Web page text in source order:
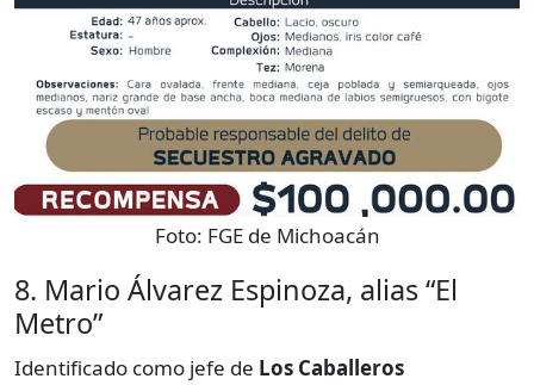
Foto: FGE de Michoacán
8. Mario Álvarez Espinoza, alias “El
Metro”
Identificado como jefe de Los Caballeros